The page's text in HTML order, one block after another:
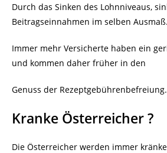
Durch das Sinken des Lohnniveaus,
Beitragseinnahmen im selben Ausmaß.
Immer mehr Versicherte haben ein
und kommen daher früher in den
Genuss der Rezeptgebührenbefreiung.
Kranke Österreicher ?
Die Österreicher werden immer